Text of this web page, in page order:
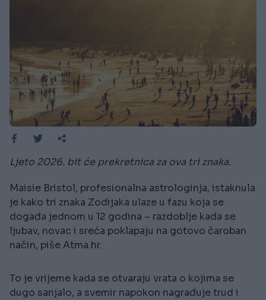
Ljeto 2026. bit će prekretnica za ova tri znaka.
Maisie Bristol, profesionalna astrologinja, istaknula
je kako tri znaka Zodijaka ulaze u fazu koja se
događa jednom u 12 godina – razdoblje kada se
ljubav, novac i sreća poklapaju na gotovo čaroban
način, piše Atma.hr.
To je vrijeme kada se otvaraju vrata o kojima se
dugo sanjalo, a svemir napokon nagrađuje trud i